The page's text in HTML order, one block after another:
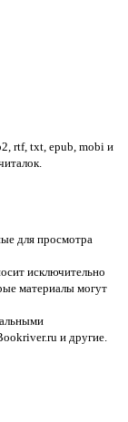
rtf, txt, epub, mobi и
для просмотра
исключительно
материалы могут
и другие.